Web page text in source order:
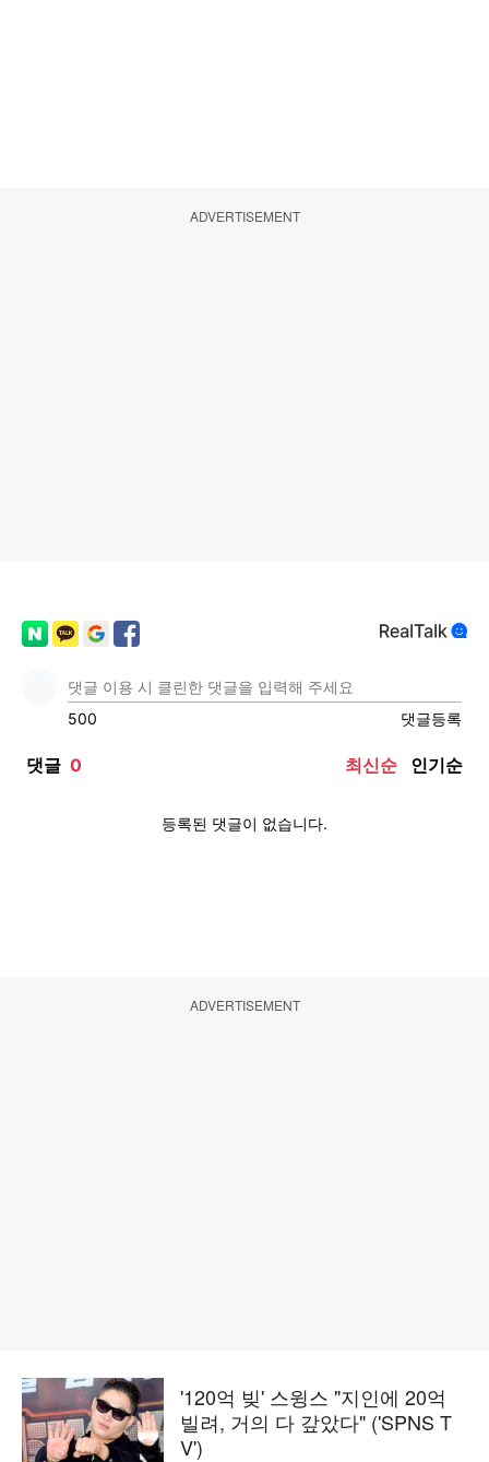
ADVERTISEMENT
ADVERTISEMENT
'120억 빚' 스윙스 "지인에 20억
빌려, 거의 다 갚았다" ('SPNS T
V')